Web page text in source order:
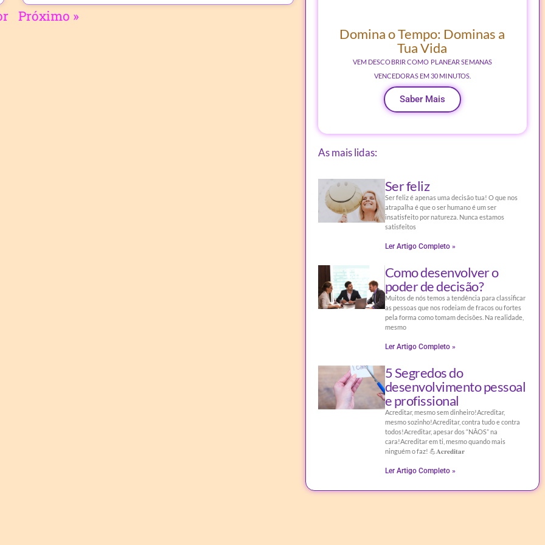
Próximo »
Domina o Tempo: Dominas a
Tua Vida
VEM DESCOBRIR COMO PLANEAR SEMANAS
VENCEDORAS EM 30 MINUTOS.
Saber Mais
As mais lidas:
Ser feliz
Ser feliz é apenas uma decisão tua! O que nos
atrapalha é que o ser humano é um ser
insatisfeito por natureza. Nunca estamos
satisfeitos
Ler Artigo Completo »
Como desenvolver o
poder de decisão?
Muitos de nós temos a tendência para classificar
as pessoas que nos rodeiam de fracos ou fortes
pela forma como tomam decisões. Na realidade,
mesmo
Ler Artigo Completo »
5 Segredos do
desenvolvimento pessoal
e profissional
Acreditar, mesmo sem dinheiro!Acreditar,
mesmo sozinho!Acreditar, contra tudo e contra
todos!Acreditar, apesar dos “NÃOS” na
cara!Acreditar em ti, mesmo quando mais
ninguém o faz! 💪𝐀𝐜𝐫𝐞𝐝𝐢𝐭𝐚𝐫
Ler Artigo Completo »